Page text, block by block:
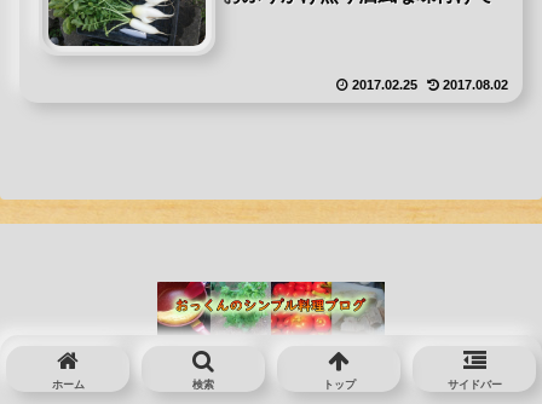
2017.02.25 2017.08.02
© 2016 おっくんのシンプル料理のコツブログ.
ホーム 検索 トップ サイドバー